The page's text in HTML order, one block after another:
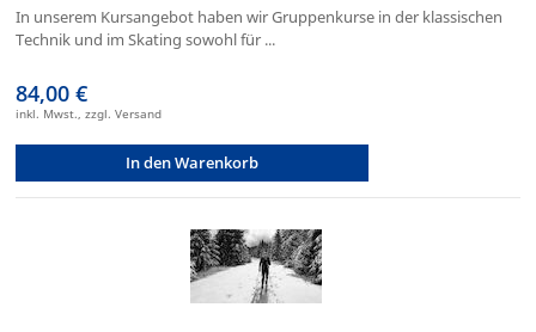
In unserem Kursangebot haben wir Gruppenkurse in der klassischen
Technik und im Skating sowohl für ...
84,00 €
inkl. Mwst., zzgl. Versand
In den Warenkorb